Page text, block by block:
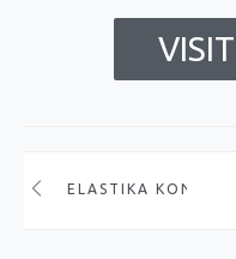
ELASTIKA